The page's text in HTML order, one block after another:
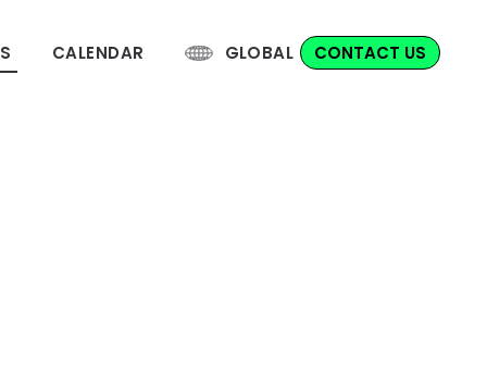
CALENDAR GLOBAL CONTACT US